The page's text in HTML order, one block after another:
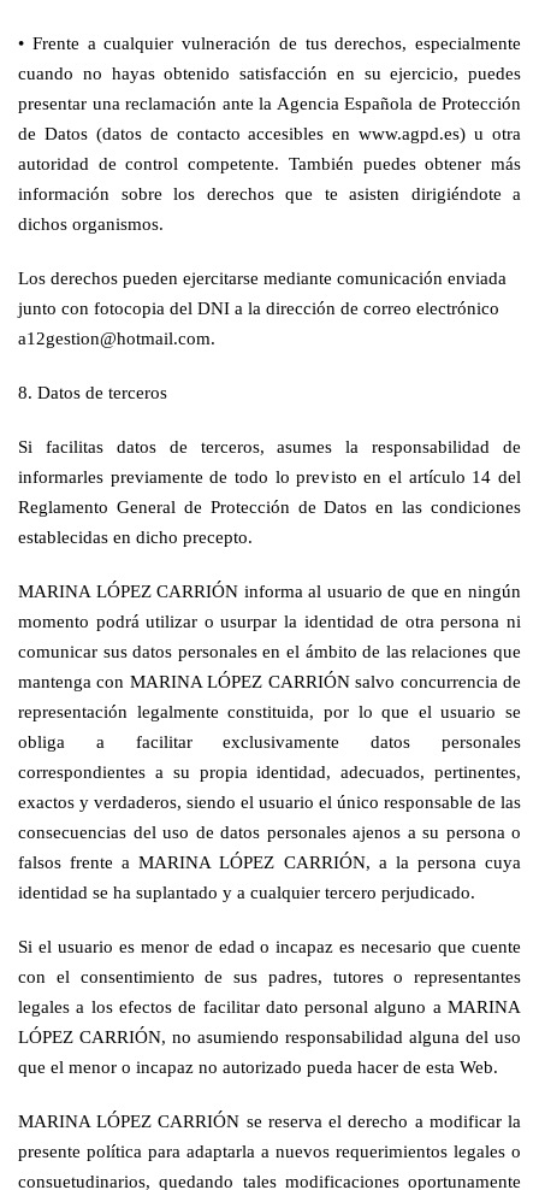
• Frente a cualquier vulneración de tus derechos, especialmente
cuando no hayas obtenido satisfacción en su ejercicio, puedes
presentar una reclamación ante la Agencia Española de Protección
de Datos (datos de contacto accesibles en www.agpd.es) u otra
autoridad de control competente. También puedes obtener más
información sobre los derechos que te asisten dirigiéndote a
dichos organismos.
Los derechos pueden ejercitarse mediante comunicación enviada
junto con fotocopia del DNI a la dirección de correo electrónico
a12gestion@hotmail.com.
8. Datos de terceros
Si facilitas datos de terceros, asumes la responsabilidad de
informarles previamente de todo lo previsto en el artículo 14 del
Reglamento General de Protección de Datos en las condiciones
establecidas en dicho precepto.
MARINA LÓPEZ CARRIÓN informa al usuario de que en ningún
momento podrá utilizar o usurpar la identidad de otra persona ni
comunicar sus datos personales en el ámbito de las relaciones que
mantenga con MARINA LÓPEZ CARRIÓN salvo concurrencia de
representación legalmente constituida, por lo que el usuario se
obliga a facilitar exclusivamente datos personales
correspondientes a su propia identidad, adecuados, pertinentes,
exactos y verdaderos, siendo el usuario el único responsable de las
consecuencias del uso de datos personales ajenos a su persona o
falsos frente a MARINA LÓPEZ CARRIÓN, a la persona cuya
identidad se ha suplantado y a cualquier tercero perjudicado.
Si el usuario es menor de edad o incapaz es necesario que cuente
con el consentimiento de sus padres, tutores o representantes
legales a los efectos de facilitar dato personal alguno a MARINA
LÓPEZ CARRIÓN, no asumiendo responsabilidad alguna del uso
que el menor o incapaz no autorizado pueda hacer de esta Web.
MARINA LÓPEZ CARRIÓN se reserva el derecho a modificar la
presente política para adaptarla a nuevos requerimientos legales o
consuetudinarios, quedando tales modificaciones oportunamente